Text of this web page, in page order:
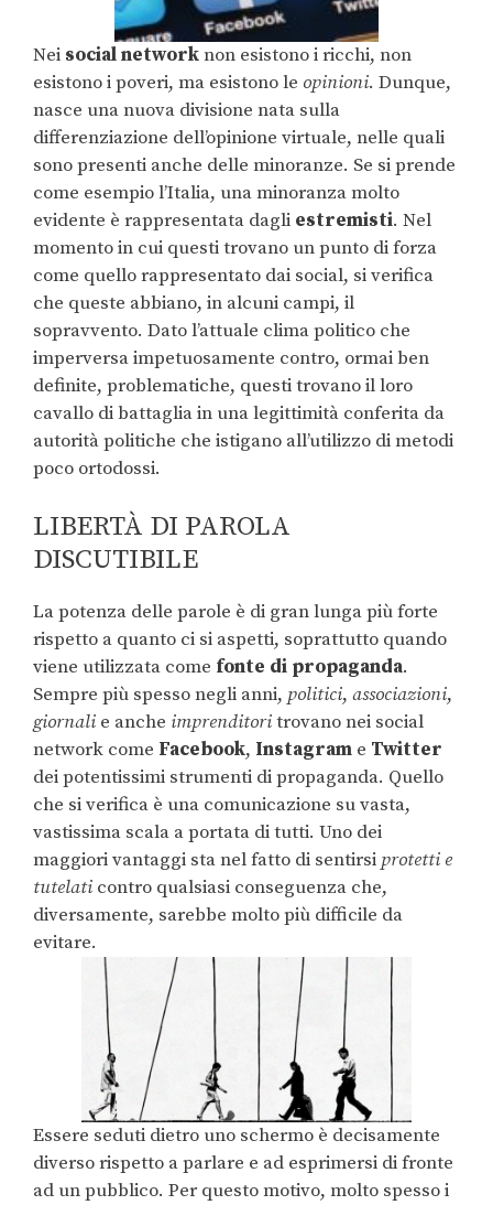
Nei social networknon esistono i ricchi, non
esistono i poveri, ma esistono le opinioni. Dunque,
nasce una nuova divisione nata sulla
differenziazione dell’opinione virtuale, nelle quali
sono presenti anche delle minoranze. Se si prende
come esempio l’Italia, una minoranza molto
evidente è rappresentata dagli estremisti. Nel
momento in cui questi trovano un punto di forza
come quello rappresentato dai social, si verifica
che queste abbiano, in alcuni campi, il
sopravvento. Dato l’attuale clima politico che
imperversa impetuosamente contro, ormai ben
definite, problematiche, questi trovano il loro
cavallo di battaglia in una legittimità conferita da
autorità politiche che istigano all’utilizzo di metodi
poco ortodossi.
LIBERTÀ DI PAROLA
DISCUTIBILE
La potenza delle parole è di gran lunga più forte
rispetto a quanto ci si aspetti, soprattutto quando
viene utilizzata come fonte di propaganda.
Sempre più spesso negli anni, politici, associazioni,
giornali e anche imprenditoritrovano nei social
network come Facebook, Instagram e Twitter
dei potentissimi strumenti di propaganda. Quello
che si verifica è una comunicazione su vasta,
vastissima scala a portata di tutti. Uno dei
maggiori vantaggi sta nel fatto di sentirsi protetti e
tutelati contro qualsiasi conseguenza che,
diversamente, sarebbe molto più difficile da
evitare.
Essere seduti dietro uno schermo è decisamente
diverso rispetto a parlare e ad esprimersi di fronte
ad un pubblico. Per questo motivo, molto spesso i